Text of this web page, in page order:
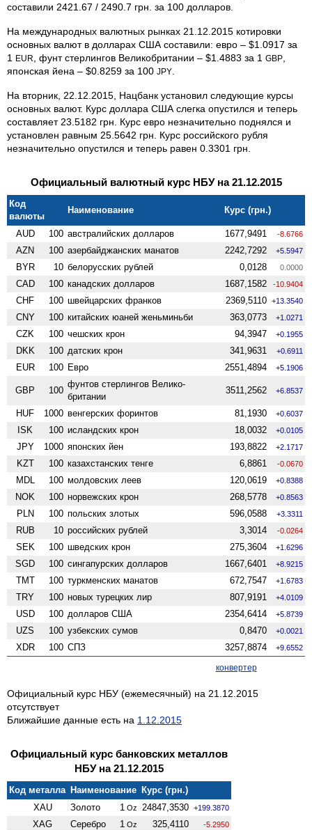
составили 2421.67 / 2490.7 грн. за 100 долларов.
На международных валютных рынках 21.12.2015 котировки
основных валют в долларах США составили: евро – $1.0917 за
1 EUR , фунт стерлингов Великобритании – $1.4883 за 1 GBP
японская йена – $0.8259 за 100 JPY
На вторник, 22.12.2015, Нацбанк установил следующие курсы
основных валют. Курс доллара США слегка опустился и теперь
составляет 23.5182 грн. Курс евро незначительно поднялся и
установлен равным 25.5642 грн. Курс российского рубля
незначительно опустился и теперь равен 0.3301 грн.
Официальный валютный курс НБУ на 21.12.2015
Код
валюты
Наименование Курс (грн.)
AUD 100 австралийских долларов 1677,9491 -8.6766
AZN 100 азербайджанских манатов 2242,7292 +5.5947
BYR 10 белорусских рублей 0,0128 0.0000
CAD 100 канадских долларов 1687,1582 -10.9404
CHF 100 швейцарских франков 2369,5110 +13.3540
CNY 100 китайских юаней женьминьби 363,0773 +1.0271
CZK 100 чешских крон 94,3947 +0.1955
DKK 100 датских крон 341,9631 +0.6911
EUR 100 Евро 2551,4894 +5.1906
GBP 100
фунтов стерлингов Велико­
британии
3511,2562 +6.8537
HUF 1000 венгерских форинтов 81,1930 +0.6037
ISK 100 исландских крон 18,0032 +0.0105
JPY 1000 японских йен 193,8822 +2.1717
KZT 100 казахстанских тенге 6,8861 -0.0670
MDL 100 молдовских леев 120,0619 +0.8388
NOK 100 норвежских крон 268,5778 +0.8563
PLN 100 польских злотых 596,0588 +3.3311
RUB 10 российских рублей 3,3014 -0.0264
SEK 100 шведских крон 275,3604 +1.6296
SGD 100 сингапурских долларов 1667,6401 +8.9215
TMT 100 туркменских манатов 672,7547 +1.6783
TRY 100 новых турецких лир 807,9191 +4.0109
USD 100 долларов США 2354,6414 +5.8739
UZS 100 узбекских сумов 0,8470 +0.0021
XDR 100 СПЗ 3257,8874 +9.6552
конвертер
Официальный курс НБУ (ежемесячный) на 21.12.2015
отсутствует
Ближайшие данные есть на 1.12.2015
Официальный курс банковских металлов
НБУ на 21.12.2015
Код металла Наименование Курс (грн.)
XAU
Золото 1 Oz 24847,3530 +199.3870
XAG Серебро 1 Oz 325,4110 -5.2950